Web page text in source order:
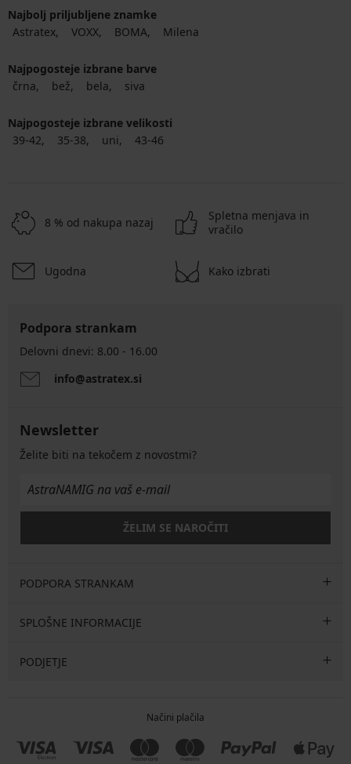
Najbolj priljubljene znamke
Astratex
VOXX BOMA Milena
Najpogosteje izbrane barve
črna
bež bela siva
Najpogosteje izbrane velikosti
39-42
35-38 uni 43-46
8 % od nakupa nazaj
Spletna menjava in
vračilo
Ugodna Kako izbrati
Podpora strankam
Delovni dnevi: 8.00 - 16.00
info@astratex.si
Newsletter
Želite biti na tekočem z novostmi?
ŽELIM SE NAROČITI
PODPORA STRANKAM
SPLOŠNE INFORMACIJE
PODJETJE
Načini plačila